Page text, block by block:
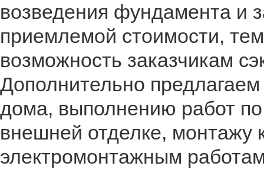
возведения фундамента и
приемлемой стоимости,
возможность заказчикам
Дополнительно
дома, выполнению работ
внешней отделке, монтажу
электромонтажным